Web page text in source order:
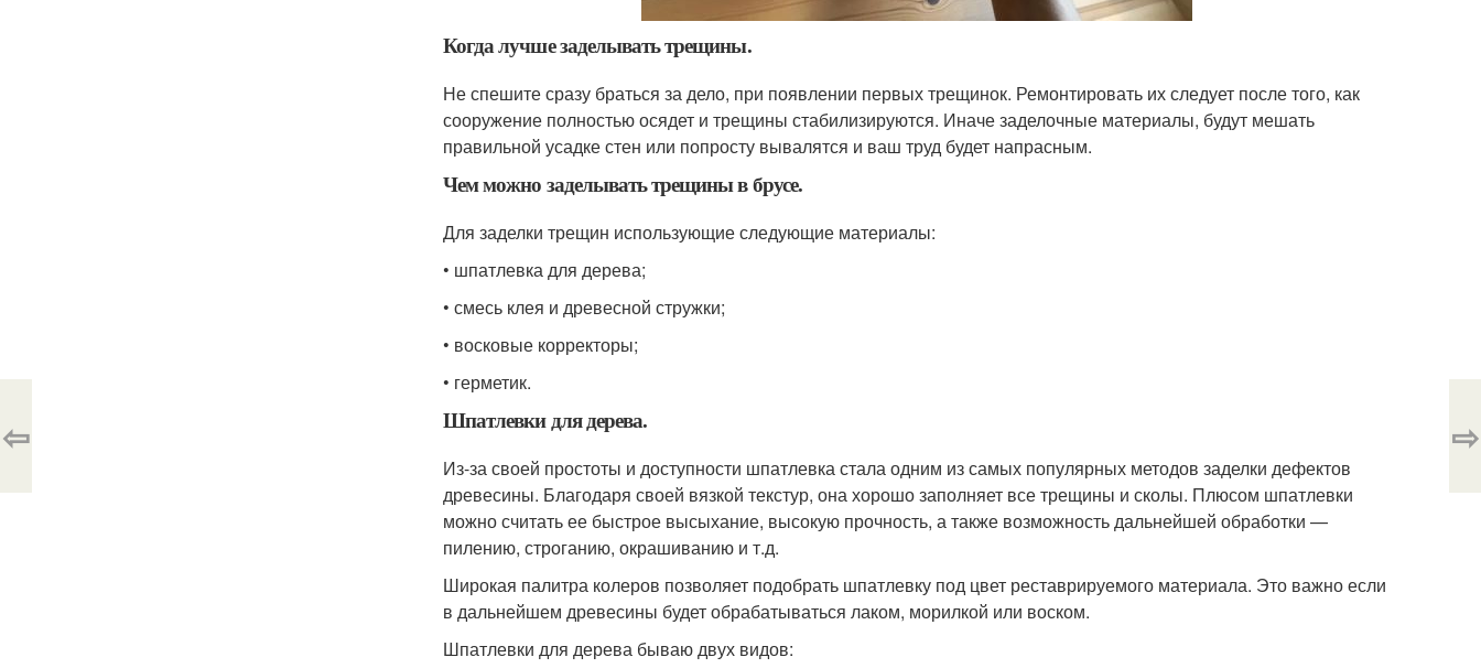
Когда лучше заделывать трещины.
Не спешите сразу браться за дело, при появлении первых трещинок. Ремонтировать их следует после того, как
сооружение полностью осядет и трещины стабилизируются. Иначе заделочные материалы, будут мешать
правильной усадке стен или попросту вывалятся и ваш труд будет напрасным.
Чем можно заделывать трещины в брусе.
Для заделки трещин использующие следующие материалы:
• шпатлевка для дерева;
• смесь клея и древесной стружки;
• восковые корректоры;
• герметик.
Шпатлевки для дерева.
Из-за своей простоты и доступности шпатлевка стала одним из самых популярных методов заделки дефектов
древесины. Благодаря своей вязкой текстур, она хорошо заполняет все трещины и сколы. Плюсом шпатлевки
можно считать ее быстрое высыхание, высокую прочность, а также возможность дальнейшей обработки —
пилению, строганию, окрашиванию и т.д.
Широкая палитра колеров позволяет подобрать шпатлевку под цвет реставрируемого материала. Это важно если
в дальнейшем древесины будет обрабатываться лаком, морилкой или воском.
Шпатлевки для дерева бываю двух видов:
⇦ ⇨